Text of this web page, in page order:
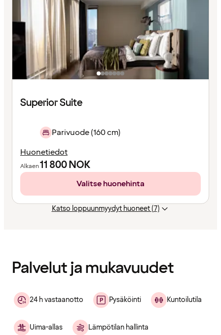
Superior Suite
Parivuode (160 cm)
Huonetiedot
Alkaen11 800NOK
Valitse huonehinta
Katso loppuunmyydyt huoneet (7)
Palvelut ja mukavuudet
24 h vastaanotto Pysäköinti Kuntoilutila
Uima-allas Lämpötilan hallinta